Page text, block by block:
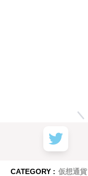
CATEGORY : 仮想通貨